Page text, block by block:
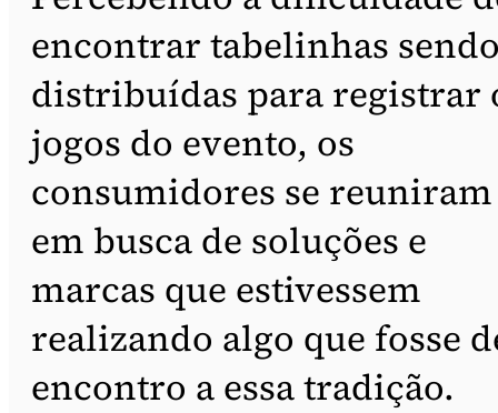
encontrar tabelinhas
distribuídas para registrar
jogos do evento, os
consumidores se reuniram
em busca de soluções e
marcas que estivessem
realizando algo que fosse
encontro a essa tradição.